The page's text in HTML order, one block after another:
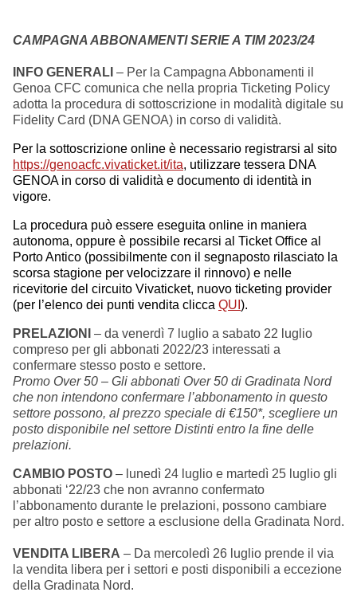
Genoa Academy
Tacchettee Collection
Urban Collection
Throwback Duemila
Sebago x Genoa
Robe di Kappa x Genoa
Red&Blue Voices
Kids
Summer Sale
Mare
Accessori
Party
Helan x Genoa
CAMPAGNA ABBONAMENTI SERIE A TIM 2023/24
INFO GENERALI – Per la Campagna Abbonamenti il
Genoa CFC comunica che nella propria Ticketing Policy
adotta la procedura di sottoscrizione in modalità digitale su
Fidelity Card (DNA GENOA) in corso di validità.
Per la sottoscrizione online è necessario registrarsi al sito
https://genoacfc.vivaticket.it/ita, utilizzare tessera DNA
GENOA in corso di validità e documento di identità in
vigore.
La procedura può essere eseguita online in maniera
autonoma, oppure è possibile recarsi al Ticket Office al
Porto Antico (possibilmente con il segnaposto rilasciato la
scorsa stagione per velocizzare il rinnovo) e nelle
ricevitorie del circuito Vivaticket, nuovo ticketing provider
(per l’elenco dei punti vendita clicca QUI ).
PRELAZIONI
– da venerdì 7 luglio a sabato 22 luglio
compreso per gli abbonati 2022/23 interessati a
confermare stesso posto e settore.
Promo Over 50 – Gli abbonati Over 50 di Gradinata Nord
che non intendono confermare l’abbonamento in questo
settore possono, al prezzo speciale di €150*, scegliere un
posto disponibile nel settore Distinti entro la fine delle
prelazioni.
CAMBIO POSTO – lunedì 24 luglio e martedì 25 luglio gli
abbonati ‘22/23 che non avranno confermato
l’abbonamento durante le prelazioni, possono cambiare
per altro posto e settore a esclusione della Gradinata Nord.
VENDITA LIBERA – Da mercoledì 26 luglio prende il via
la vendita libera per i settori e posti disponibili a eccezione
della Gradinata Nord.